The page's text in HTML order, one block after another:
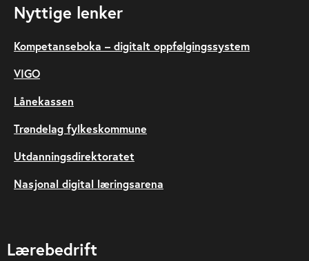
Nyttige lenker
Kompetanseboka – digitalt oppfølgingssystem
VIGO
Lånekassen
Trøndelag fylkeskommune
Utdanningsdirektoratet
Nasjonal digital læringsarena
Lærebedrift